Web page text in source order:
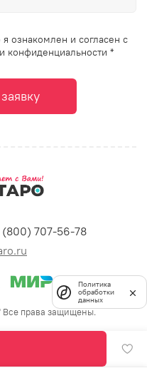
ознакомлен и согласен с
конфиденциальности *
(800) 707-56-78
права защищены.
Политика
обработки
данных